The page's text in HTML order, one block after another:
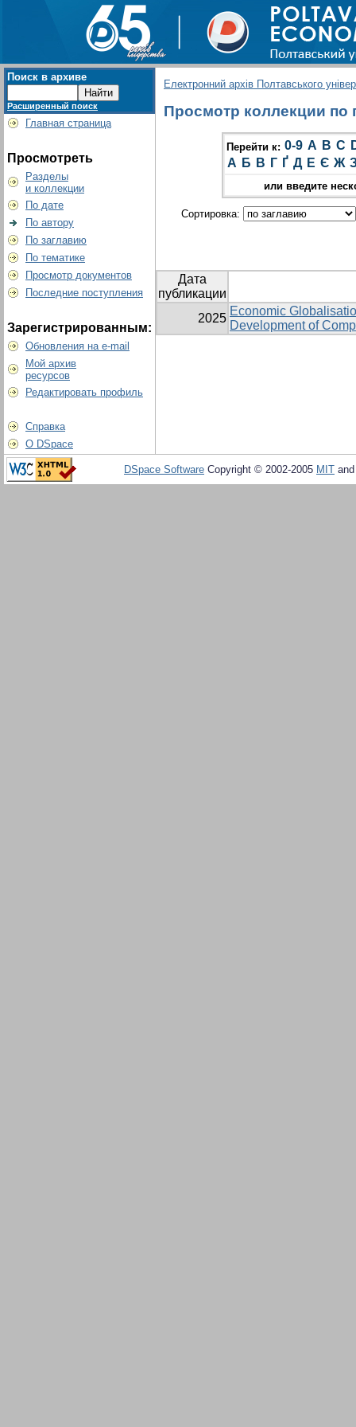
Поиск в архиве
Расширенный поиск
Главная страница
Просмотреть
Разделы
и коллекции
По дате
По автору
По заглавию
По тематике
Просмотр документов
Последние поступления
Зарегистрированным:
Обновления на e-mail
Мой архив
ресурсов
Редактировать профиль
Справка
О DSpace
Електронний архів Полтавського
Просмотр коллекции по
Перейти к: 0-9 A B C
А Б В Г Ґ Д Е Є Ж
или введите
Сортировка:
Дата
публикации
2025
Economic
Development of
DSpace Software Copyright © 2002-2005 MIT